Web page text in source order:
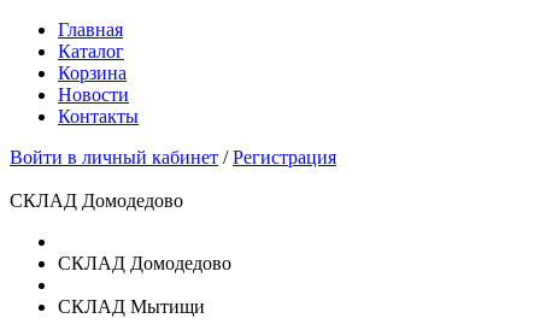
Главная
Каталог
Корзина
Новости
Контакты
Войти в личный кабинет /Регистрация
СКЛАД Домодедово
СКЛАД Домодедово
СКЛАД Мытищи